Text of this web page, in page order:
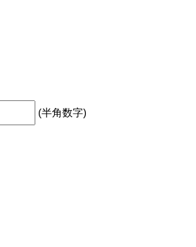
(半角数字)